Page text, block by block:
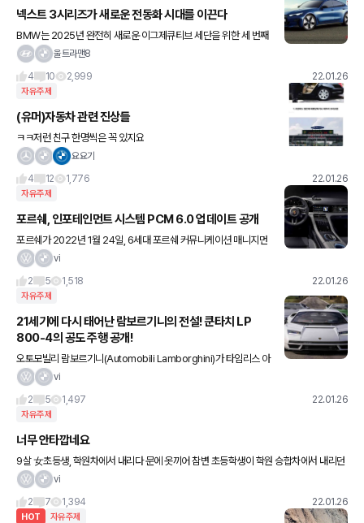
넥스트 3시리즈가 새로운 전동화 시대를 이끈다
BMW는 2025년 완전히 새로운 이그제큐티브 세단을 위한 세 번째
전동화 전략을 실행할 예정이라네요 EV구조를 기반으로 개발한다는
울트라맨8
4
10 2,999 22.01.26
자유주제
(유머)자동차 관련 진상들
ㅋㅋ저런 친구 한명씩은 꼭 있지요
요요기
4
12 1,776 22.01.26
자유주제
포르쉐, 인포테인먼트 시스템 PCM 6.0 업데이트 공개
포르쉐가 2022년 1월 24일, 6세대 포르쉐 커뮤니케이션 매니지먼
트(PCM) 6.0 업데이트 버전을 공개했다. 포르쉐 911, 타이칸, 카이
vi
2
5 1,518 22.01.26
자유주제
21세기에 다시 태어난 람보르기니의 전설! 쿤타치 LP
800-4의 공도 주행 공개!
오토모빌리 람보르기니(Automobili Lamborghini)가 타임리스 아
이콘인 쿤타치 탄생50주년을 기념하는 모델인 '쿤타치 LPI 800-4
vi
2
5 1,497 22.01.26
자유주제
너무 안타깝네요
9살 女초등생, 학원차에서 내리다 문에 옷끼어 참변 초등학생이 학원 승합차에서 내리던
중 문에 옷이 끼인 채 차에 깔려 숨지는 안타까운 사고가 발생했다. 26일 제주도 소방안전
vi
2
7 1,394 22.01.26
HOT 자유주제